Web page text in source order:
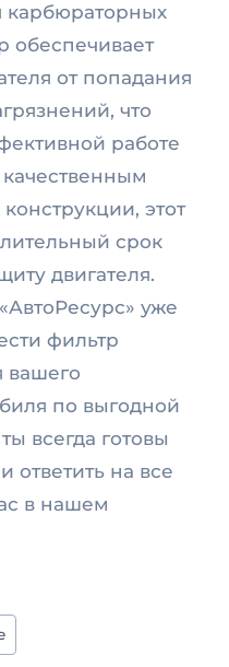
карбюраторных
обеспечивает
от попадания
что
работе
этот
срок
двигателя.
уже
фильтр
вашего
по выгодной
всегда готовы
ответить на все
в нашем